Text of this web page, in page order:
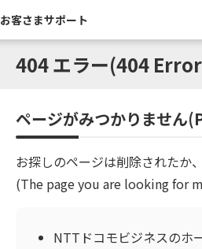
お客さまサポート
404 エラー(404
ページがみつかりませ
お探しのページは削除されたか
(The page you are looking for
NTTドコモビジネスのホ